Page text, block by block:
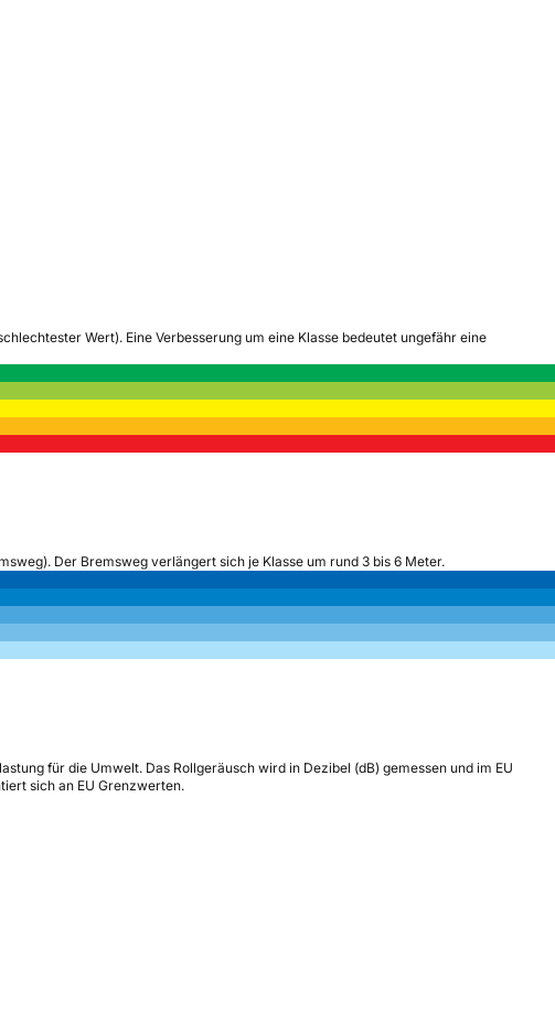
Wert). Eine Verbesserung um eine Klasse bedeutet ungefähr eine
Der Bremsweg verlängert sich je Klasse um rund 3 bis 6 Meter.
für die Umwelt. Das Rollgeräusch wird in Dezibel (dB) gemessen und im EU
sich an EU Grenzwerten.